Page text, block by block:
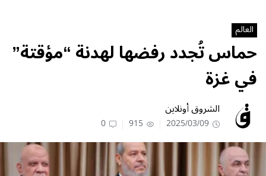
العالم
حماس تُجدد رفضها لهدنة “مؤقتة”
في غزة
الشروق أونلاين
2025/03/09
915
0